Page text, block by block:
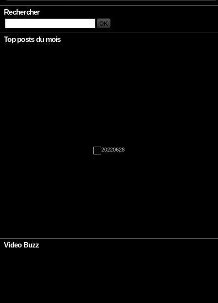
Rechercher
Top posts du mois
•
Video Buzz